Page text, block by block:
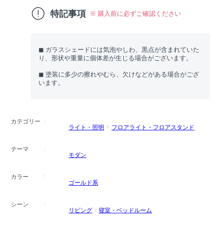
特記事項 ※ 購入前に必ずご確認ください
◼︎ ガラスシェードには気泡やしわ、黒点が含まれていた
り、形状や重量に個体差が生じる場合がございます。
◼︎ 塗装に多少の擦れやむら、欠けなどがある場合がござ
います。
カテゴリー
ライト・照明
フロアライト・フロアスタンド
テーマ
モダン
カラー
ゴールド系
シーン
リビング
寝室・ベッドルーム